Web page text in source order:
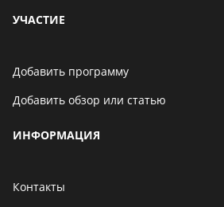
УЧАСТИЕ
Добавить программу
Добавить обзор или статью
ИНФОРМАЦИЯ
Контакты